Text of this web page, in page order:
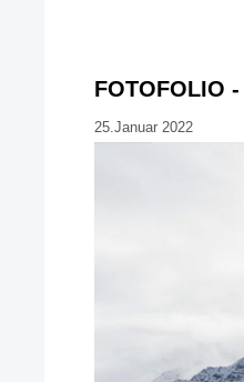
FOTOFOLIO
25.Januar 2022